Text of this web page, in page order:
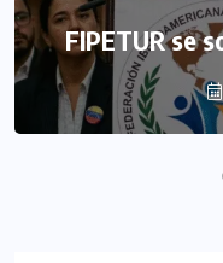
FIPETUR se